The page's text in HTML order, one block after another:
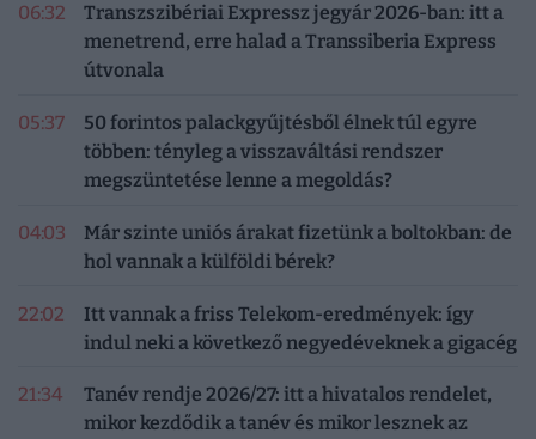
06:32
Transzszibériai Expressz jegyár 2026-ban: itt a
menetrend, erre halad a Transsiberia Express
útvonala
05:37
50 forintos palackgyűjtésből élnek túl egyre
többen: tényleg a visszaváltási rendszer
megszüntetése lenne a megoldás?
04:03
Már szinte uniós árakat fizetünk a boltokban: de
hol vannak a külföldi bérek?
22:02
Itt vannak a friss Telekom-eredmények: így
indul neki a következő negyedéveknek a gigacég
21:34
Tanév rendje 2026/27: itt a hivatalos rendelet,
mikor kezdődik a tanév és mikor lesznek az